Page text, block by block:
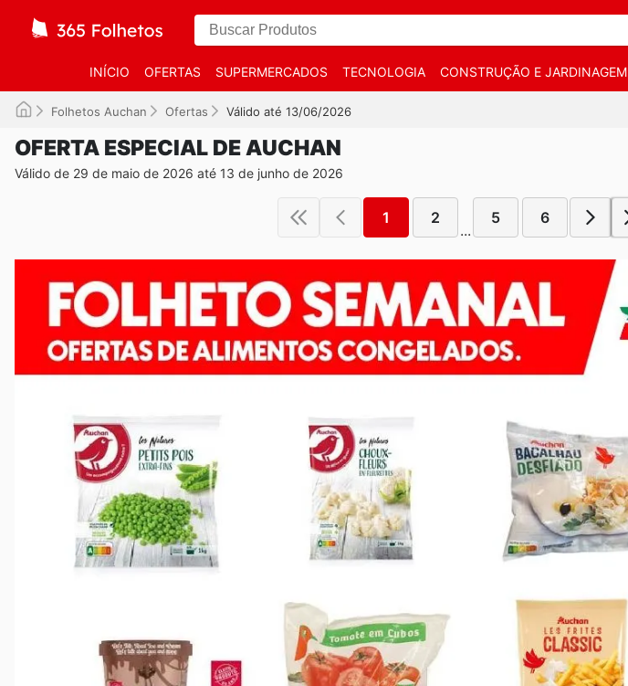
INÍCIO OFERTAS SUPERMERCADOS TECNOLOGIA CONSTRUÇÃO E JARDINAGEM
Folhetos Auchan Ofertas Válido até 13/06/2026
OFERTA ESPECIAL DE AUCHAN
Válido de 29 de maio de 2026 até 13 de junho de 2026
1 2
...
5 6